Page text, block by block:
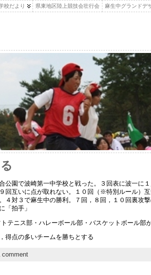
校だより 県東地区陸上競技会壮行会 麻生中グランドデ
公園で波崎第一中学校と戦った。３回表に波一に
回互いに点が取れない。１０回（※特別ルール）
４対３で麻生中の勝利。７回，８回，１０回裏攻
「拍手」
テニス部・ハレーボール部・バスケットボール部
得点の多いチームを勝ちとする
comment